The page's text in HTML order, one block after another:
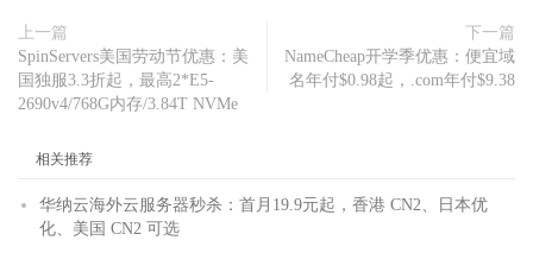
上一篇
SpinServers美国劳动节优惠：美
国独服3.3折起，最高2*E5-
2690v4/768G内存/3.84T NVMe
下一篇
NameCheap开学季优惠：便宜域
名年付$0.98起，.com年付$9.38
相关推荐
华纳云海外云服务器秒杀：首月19.9元起，香港 CN2、日本优
化、美国 CN2 可选